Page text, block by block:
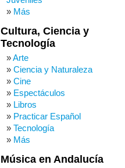
Más
Cultura, Ciencia y
Tecnología
Arte
Ciencia y Naturaleza
Cine
Espectáculos
Libros
Practicar Español
Tecnología
Más
Música en Andalucía